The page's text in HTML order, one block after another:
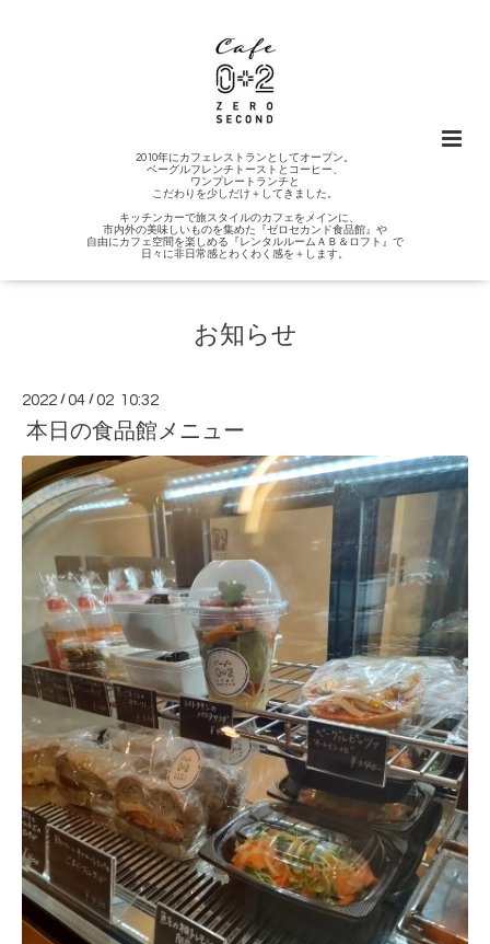
2010年にカフェレストランとしてオープン。
ベーグルフレンチトーストとコーヒー、
ワンプレートランチと
こだわりを少しだけ＋してきました。
キッチンカーで旅スタイルのカフェをメインに、
市内外の美味しいものを集めた『ゼロセカンド食品館』や
自由にカフェ空間を楽しめる『レンタルルームＡＢ＆ロフト』で
日々に非日常感とわくわく感を＋します。
お知らせ
2022 /04 /02 10:32
本日の食品館メニュー